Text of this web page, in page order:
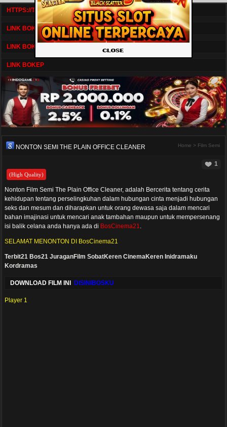
HTTPS://TV1.BOSKU21.CAM/
LINK BOKEP DRAMASERIAL
LINK BOKEP
LINK BOKEP
NONTON SEMI THE PLAIN OFFICE CLEANER Home > Film Semi
1
(High Quality)
Nonton Film Semi The Plain Office Cleaner, adalah Bercerita tentang cerita
kehidupan tentang perselingkuhan dalam hubungan cinta menjadi hubungan
seks dan mesum dan diharapkan untuk orang dewasa saja dalam mencari
bahan imajinasi untuk mencari anak tambahan maupun untuk mempersenang
isi balik celana anda hanya ada di BosCinema21.
SELAMAT MENONTON DI BosCinema21
Terbit21 Bos21 JuraganFilm SobatKeren CinemaKeren Inidramaku
Kordramas
DOWNLOAD FILM INI DISINIBOSKU
Player 1